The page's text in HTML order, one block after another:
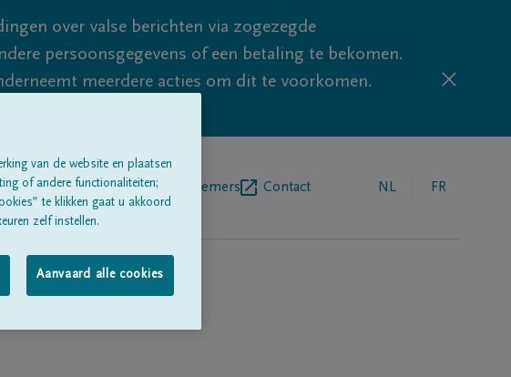
over valse berichten via zogezegde
persoonsgegevens of een betaling te bekomen.
meerdere acties om dit te voorkomen.
Over onsBegrafenisondernemers Contact NL FR
van de website en plaatsen
of andere functionaliteiten;
te klikken gaat u akkoord
zelf instellen.
Aanvaard alle cookies